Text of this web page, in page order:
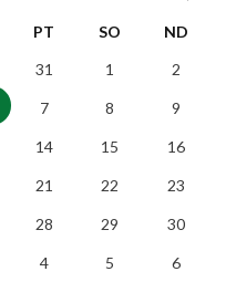
PT SO
ND
31 1 2
7 8 9
14 15 16
21 22 23
28 29 30
4 5 6